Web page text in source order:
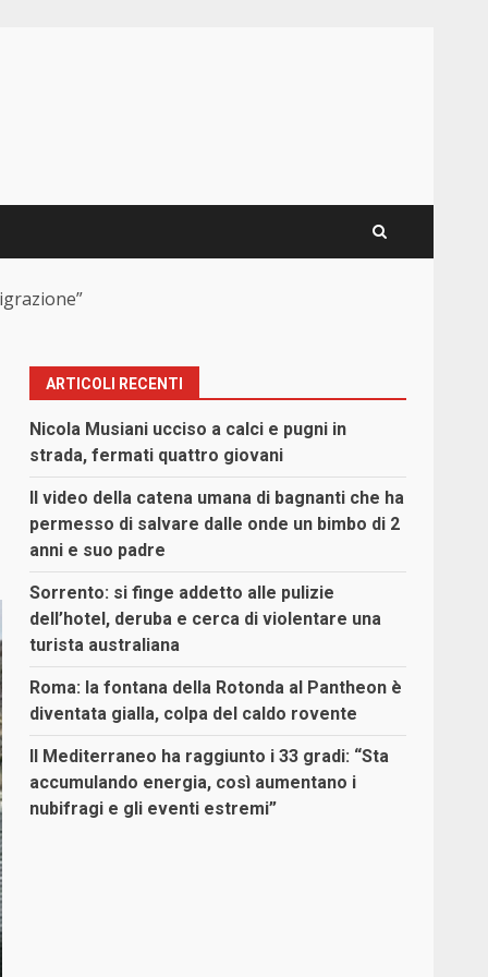
ARTICOLI RECENTI
Nicola Musiani ucciso a calci e pugni in
strada, fermati quattro giovani
Il video della catena umana di bagnanti che ha
permesso di salvare dalle onde un bimbo di 2
anni e suo padre
Sorrento: si finge addetto alle pulizie
dell’hotel, deruba e cerca di violentare una
turista australiana
Roma: la fontana della Rotonda al Pantheon è
diventata gialla, colpa del caldo rovente
Il Mediterraneo ha raggiunto i 33 gradi: “Sta
accumulando energia, così aumentano i
nubifragi e gli eventi estremi”